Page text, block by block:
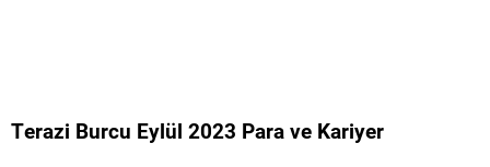
Terazi Burcu Eylül 2023 Para ve Kariyer